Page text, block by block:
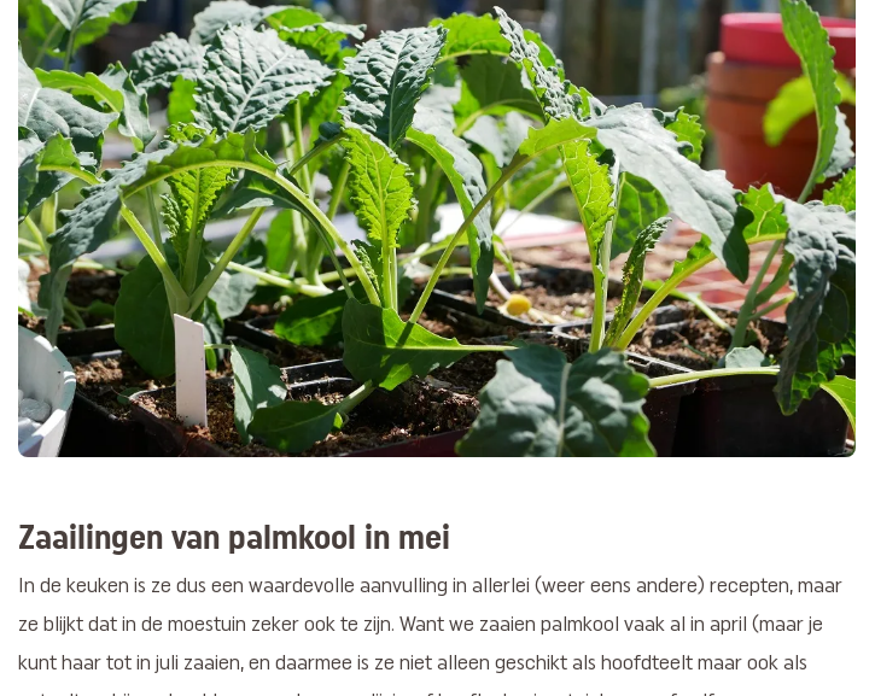
Zaailingen van palmkool in mei
In de keuken is ze dus een waardevolle aanvulling in allerlei (weer eens andere) recepten, maar
ze blijkt dat in de moestuin zeker ook te zijn. Want we zaaien palmkool vaak al in april (maar je
kunt haar tot in juli zaaien, en daarmee is ze niet alleen geschikt als hoofdteelt maar ook als